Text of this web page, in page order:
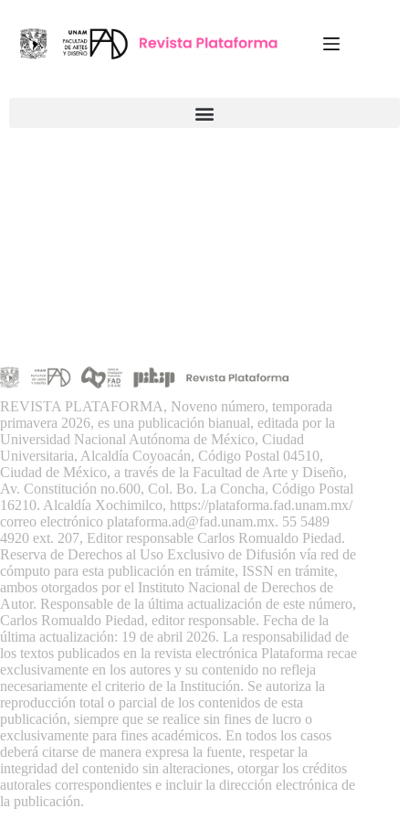
REVISTA PLATAFORMA, Noveno número, temporada
primavera 2026, es una publicación bianual, editada por la
Universidad Nacional Autónoma de México, Ciudad
Universitaria, Alcaldía Coyoacán, Código Postal 04510,
Ciudad de México, a través de la Facultad de Arte y Diseño,
Av. Constitución no.600, Col. Bo. La Concha, Código Postal
16210. Alcaldía Xochimilco, https://plataforma.fad.unam.mx/
correo electrónico plataforma.ad@fad.unam.mx. 55 5489
4920 ext. 207, Editor responsable Carlos Romualdo Piedad.
Reserva de Derechos al Uso Exclusivo de Difusión vía red de
cómputo para esta publicación en trámite, ISSN en trámite,
ambos otorgados por el Instituto Nacional de Derechos de
Autor. Responsable de la última actualización de este número,
Carlos Romualdo Piedad, editor responsable. Fecha de la
última actualización: 19 de abril 2026. La responsabilidad de
los textos publicados en la revista electrónica Plataforma recae
exclusivamente en los autores y su contenido no refleja
necesariamente el criterio de la Institución. Se autoriza la
reproducción total o parcial de los contenidos de esta
publicación, siempre que se realice sin fines de lucro o
exclusivamente para fines académicos. En todos los casos
deberá citarse de manera expresa la fuente, respetar la
integridad del contenido sin alteraciones, otorgar los créditos
autorales correspondientes e incluir la dirección electrónica de
la publicación.